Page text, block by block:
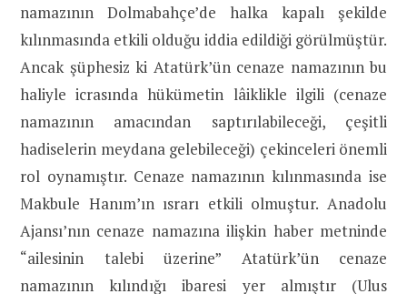
namazının Dolmabahçe’de halka kapalı şekilde
kılınmasında etkili olduğu iddia edildiği görülmüştür.
Ancak şüphesiz ki Atatürk’ün cenaze namazının bu
haliyle icrasında hükümetin lâiklikle ilgili (cenaze
namazının amacından saptırılabileceği, çeşitli
hadiselerin meydana gelebileceği) çekinceleri önemli
rol oynamıştır. Cenaze namazının kılınmasında ise
Makbule Hanım’ın ısrarı etkili olmuştur. Anadolu
Ajansı’nın cenaze namazına ilişkin haber metninde
“ailesinin talebi üzerine” Atatürk’ün cenaze
namazının kılındığı ibaresi yer almıştır (Ulus